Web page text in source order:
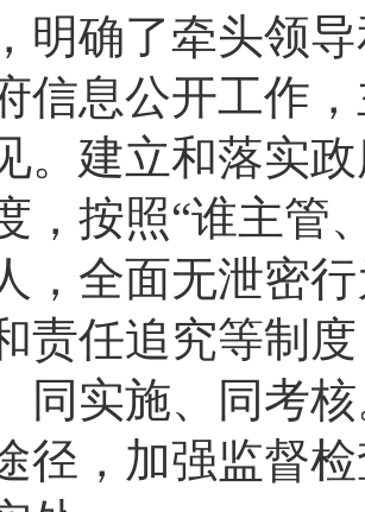
明确了牵头领
信息公开工作
。建立和落实
，按照“谁主管
，全面无泄密
责任追究等制
同实施、同考
径，加强监督